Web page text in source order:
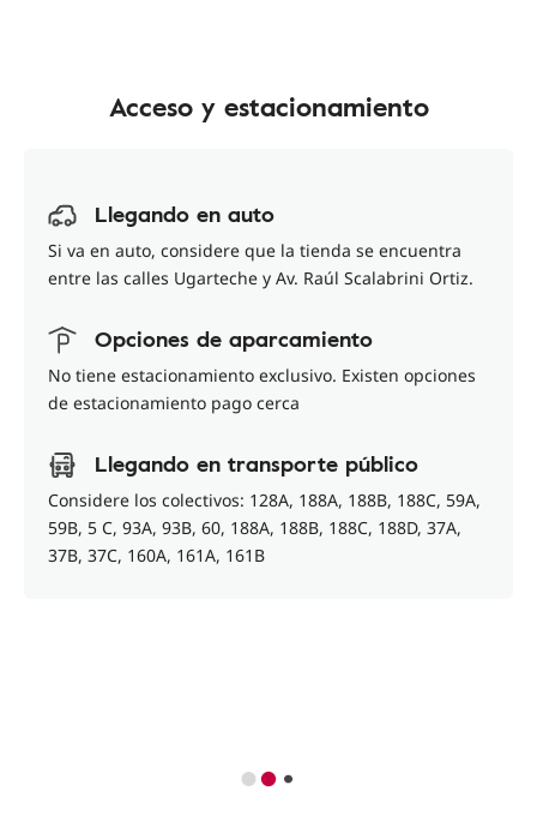
Acceso y estacionamiento
Llegando en auto
Si va en auto, considere que la tienda se encuentra
entre las calles Ugarteche y Av. Raúl Scalabrini Ortiz.
Opciones de aparcamiento
No tiene estacionamiento exclusivo. Existen opciones
de estacionamiento pago cerca
Llegando en transporte público
Considere los colectivos: 128A, 188A, 188B, 188C, 59A,
59B, 5 C, 93A, 93B, 60, 188A, 188B, 188C, 188D, 37A,
37B, 37C, 160A, 161A, 161B